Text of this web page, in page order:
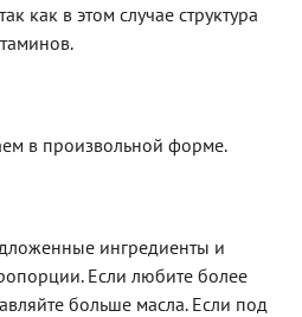
как в этом случае структура
в произвольной форме.
ингредиенты и
Если любите более
больше масла. Если под